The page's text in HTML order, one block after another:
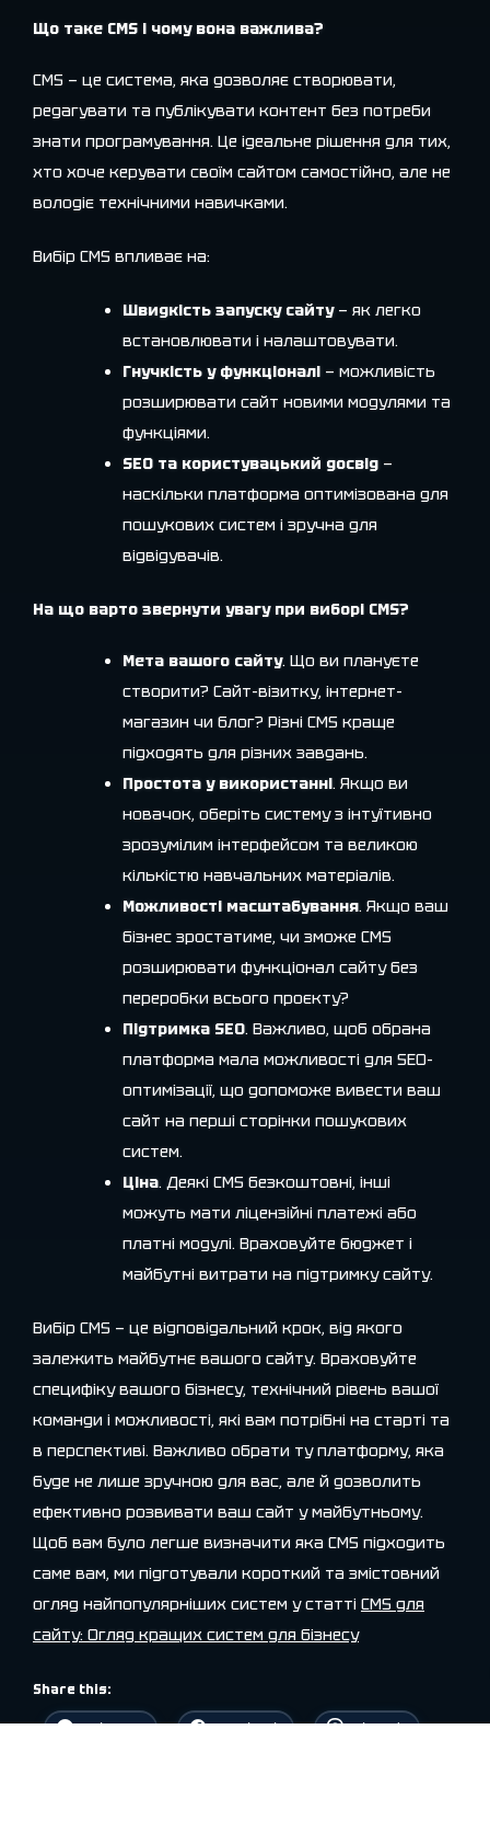
Що таке CMS і чому вона важлива?
CMS — це система, яка дозволяє створювати,
редагувати та публікувати контент без потреби
знати програмування. Це ідеальне рішення для тих,
хто хоче керувати своїм сайтом самостійно, але не
володіє технічними навичками.
Вибір CMS впливає на:
Швидкість запуску сайту— як легко
встановлювати і налаштовувати.
Гнучкість у функціоналі — можливість
розширювати сайт новими модулями та
функціями.
SEO та користувацький досвід —
наскільки платформа оптимізована для
пошукових систем і зручна для
відвідувачів.
На що варто звернути увагу при виборі CMS?
Мета вашого сайту. Що ви плануєте
створити? Сайт-візитку, інтернет-
магазин чи блог? Різні CMS краще
підходять для різних завдань.
Простота у використанні. Якщо ви
новачок, оберіть систему з інтуїтивно
зрозумілим інтерфейсом та великою
кількістю навчальних матеріалів.
Можливості масштабування. Якщо ваш
бізнес зростатиме, чи зможе CMS
розширювати функціонал сайту без
переробки всього проєкту?
Підтримка SEO. Важливо, щоб обрана
платформа мала можливості для SEO-
оптимізації, що допоможе вивести ваш
сайт на перші сторінки пошукових
систем.
Ціна. Деякі CMS безкоштовні, інші
можуть мати ліцензійні платежі або
платні модулі. Враховуйте бюджет і
майбутні витрати на підтримку сайту.
Вибір CMS — це відповідальний крок, від якого
залежить майбутнє вашого сайту. Враховуйте
специфіку вашого бізнесу, технічний рівень вашої
команди і можливості, які вам потрібні на старті та
в перспективі. Важливо обрати ту платформу, яка
буде не лише зручною для вас, але й дозволить
ефективно розвивати ваш сайт у майбутньому.
Щоб вам було легше визначити яка CMS підходить
саме вам, ми підготували короткий та змістовний
огляд найпопулярніших систем у статті CMS для
сайту: Огляд кращих систем для бізнесу
Share this:
Telegram Facebook Threads